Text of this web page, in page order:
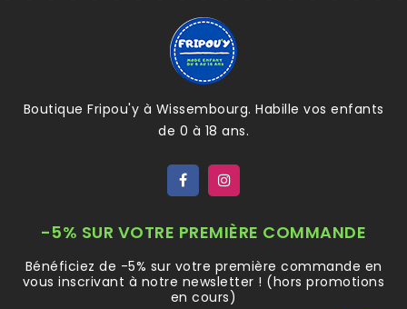
Boutique Fripou'y à Wissembourg. Habille vos enfants
de 0 à 18 ans.
-5% SUR VOTRE PREMIÈRE COMMANDE
Bénéficiez de -5% sur votre première commande en
vous inscrivant à notre newsletter ! (hors promotions
en cours)